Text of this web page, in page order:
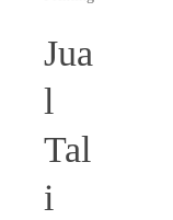
Jua
l
Tal
i